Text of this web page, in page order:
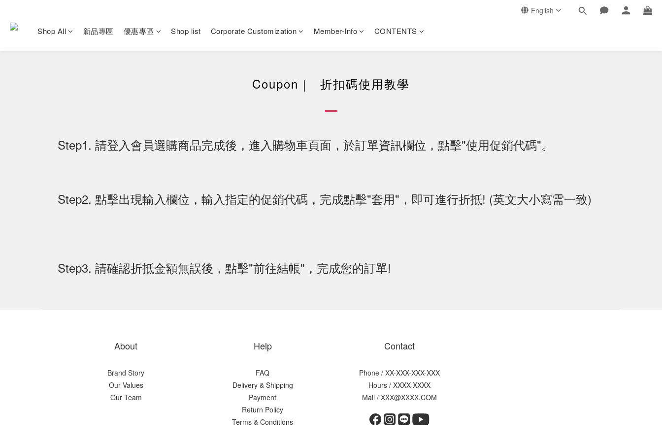
English
Shop All 新品專區 優惠專區 Shop list Corporate Customization Member-Info CONTENTS
Coupon｜ 折扣碼使用教學
Step1. 請登入會員選購商品完成後，進入購物車頁面，於訂單資訊欄位，點擊"使用促銷代碼"。
Step2. 點擊出現輸入欄位，輸入指定的促銷代碼，完成點擊"套用"，即可進行折抵! (英文大小寫需一致)
Step3. 請確認折抵金額無誤後，點擊"前往結帳"，完成您的訂單!
About
Brand Story
Our Values
Our Team
Help
FAQ
Delivery & Shipping
Payment
Return Policy
Terms & Conditions
Contact
Phone / XX-XXX-XXX-XXX
Hours / XXXX-XXXX
Mail / XXX@XXXX.COM